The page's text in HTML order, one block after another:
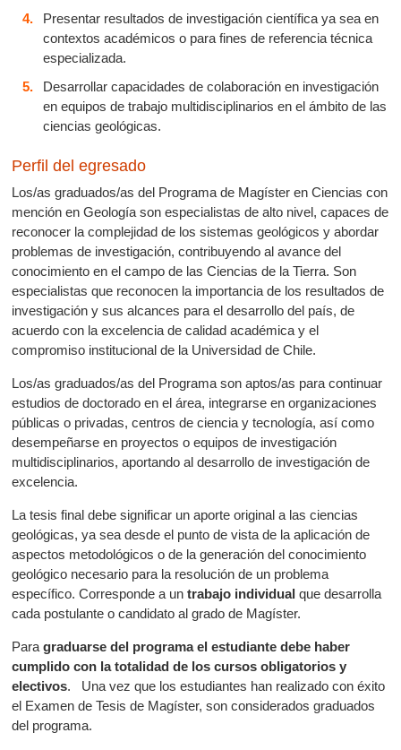
Presentar resultados de investigación científica ya sea en
contextos académicos o para fines de referencia técnica
especializada.
Desarrollar capacidades de colaboración en investigación
en equipos de trabajo multidisciplinarios en el ámbito de las
ciencias geológicas.
Perfil del egresado
Los/as graduados/as del Programa de Magíster en Ciencias con
mención en Geología son especialistas de alto nivel, capaces de
reconocer la complejidad de los sistemas geológicos y abordar
problemas de investigación, contribuyendo al avance del
conocimiento en el campo de las Ciencias de la Tierra. Son
especialistas que reconocen la importancia de los resultados de
investigación y sus alcances para el desarrollo del país, de
acuerdo con la excelencia de calidad académica y el
compromiso institucional de la Universidad de Chile.
Los/as graduados/as del Programa son aptos/as para continuar
estudios de doctorado en el área, integrarse en organizaciones
públicas o privadas, centros de ciencia y tecnología, así como
desempeñarse en proyectos o equipos de investigación
multidisciplinarios, aportando al desarrollo de investigación de
excelencia.
La tesis final debe significar un aporte original a las ciencias
geológicas, ya sea desde el punto de vista de la aplicación de
aspectos metodológicos o de la generación del conocimiento
geológico necesario para la resolución de un problema
específico. Corresponde a un trabajo individualque desarrolla
cada postulante o candidato al grado de Magíster.
Paragraduarse del programa el estudiante debe haber
cumplido con la totalidad de los cursos obligatorios y
electivos. Una vez que los estudiantes han realizado con éxito
el Examen de Tesis de Magíster, son considerados graduados
del programa.